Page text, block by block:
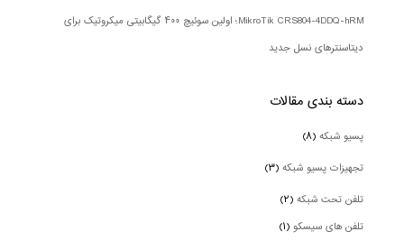
MikroTik CRS804-4DDQ-hRM؛ اولین سوئیچ ۴۰۰ گیگابیتی میکروتیک برای
دیتاسنترهای نسل جدید
دسته بندی‌ مقالات
پسیو شبکه(۸)
تجهیزات پسیو شبکه(۳)
تلفن تحت شبکه(۲)
تلفن های سیسکو(۱)